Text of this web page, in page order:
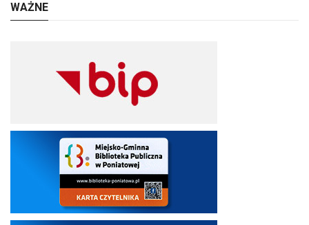
WAŻNE